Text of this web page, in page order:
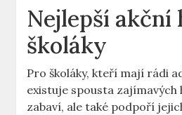
Nejlepší
školáky
Pro školáky, kteří mají rádi
existuje spousta zajímavých
zabaví, ale také podpoří